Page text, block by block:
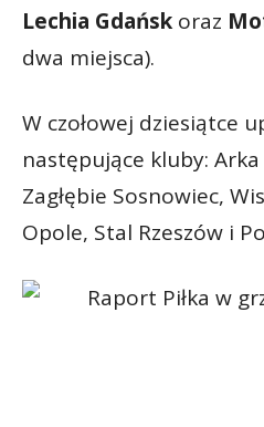
Lechia Gdańsk oraz
dwa miejsca).
W czołowej dziesiątce
następujące kluby: Arka
Zagłębie Sosnowiec,
Opole, Stal Rzeszów i